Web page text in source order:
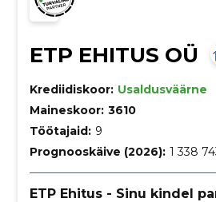
ETP EHITUS OÜ
Krediidiskoor: Usaldusväärne
Maineskoor: 3610
Töötajaid: 9
Prognooskäive (2026): 1 338
ETP Ehitus - Sinu kindel